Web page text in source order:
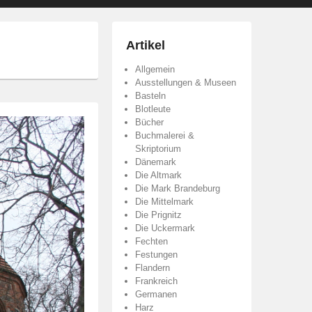
Artikel
Allgemein
Ausstellungen & Museen
Basteln
Blotleute
Bücher
Buchmalerei &
Skriptorium
Dänemark
Die Altmark
Die Mark Brandeburg
Die Mittelmark
Die Prignitz
Die Uckermark
Fechten
Festungen
Flandern
Frankreich
Germanen
Harz